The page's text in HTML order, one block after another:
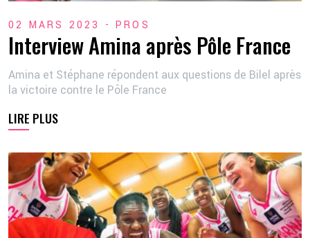
02 MARS 2023 - PROS
Interview Amina après Pôle France
Amina et Stéphane répondent aux questions de Bilel après
la victoire contre le Pôle France
LIRE PLUS